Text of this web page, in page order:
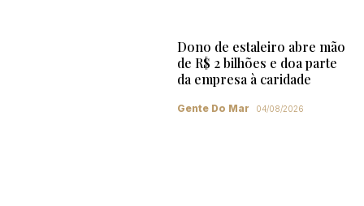
Dono de estaleiro abre mão
de R$ 2 bilhões e doa parte
da empresa à caridade
Gente Do Mar 04/08/2026